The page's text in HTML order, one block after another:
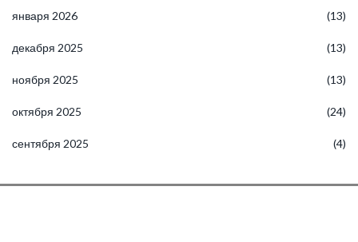
января 2026 (13)
декабря 2025 (13)
ноября 2025 (13)
октября 2025 (24)
сентября 2025 (4)